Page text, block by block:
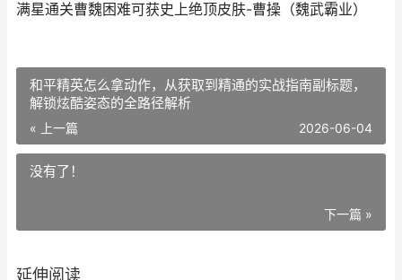
满星通关曹魏困难可获史上绝顶皮肤-曹操（魏武霸业）
和平精英怎么拿动作，从获取到精通的实战指南副标题，
解锁炫酷姿态的全路径解析
« 上一篇 2026-06-04
没有了！
下一篇 »
延伸阅读